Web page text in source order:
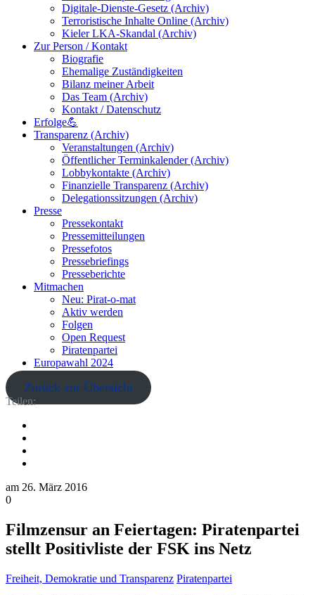
Digitale-Dienste-Gesetz (Archiv)
Terroristische Inhalte Online (Archiv)
Kieler LKA-Skandal (Archiv)
Zur Person / Kontakt
Biografie
Ehemalige Zuständigkeiten
Bilanz meiner Arbeit
Das Team (Archiv)
Kontakt / Datenschutz
Erfolge💪
Transparenz (Archiv)
Veranstaltungen (Archiv)
Öffentlicher Terminkalender (Archiv)
Lobbykontakte (Archiv)
Finanzielle Transparenz (Archiv)
Delegationssitzungen (Archiv)
Presse
Pressekontakt
Pressemitteilungen
Pressefotos
Pressebriefings
Presseberichte
Mitmachen
Neu: Pirat-o-mat
Aktiv werden
Folgen
Open Request
Piratenpartei
Europawahl 2024
Zurück zur Übersicht
Teilen:
am 26. März 2016
0
Filmzensur an Feiertagen: Piratenpartei
stellt Positivliste der FSK ins Netz
Freiheit, Demokratie und Transparenz Piratenpartei